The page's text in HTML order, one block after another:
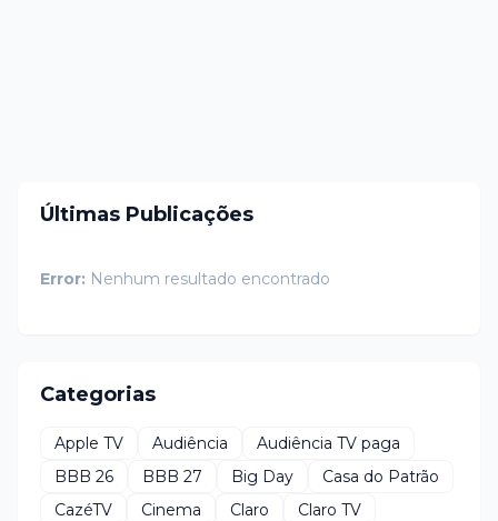
Últimas Publicações
Error: Nenhum resultado encontrado
Categorias
Apple TV Audiência
Audiência TV paga
BBB 26
BBB 27 Big Day
Casa do Patrão
CazéTV
Cinema Claro
Claro TV